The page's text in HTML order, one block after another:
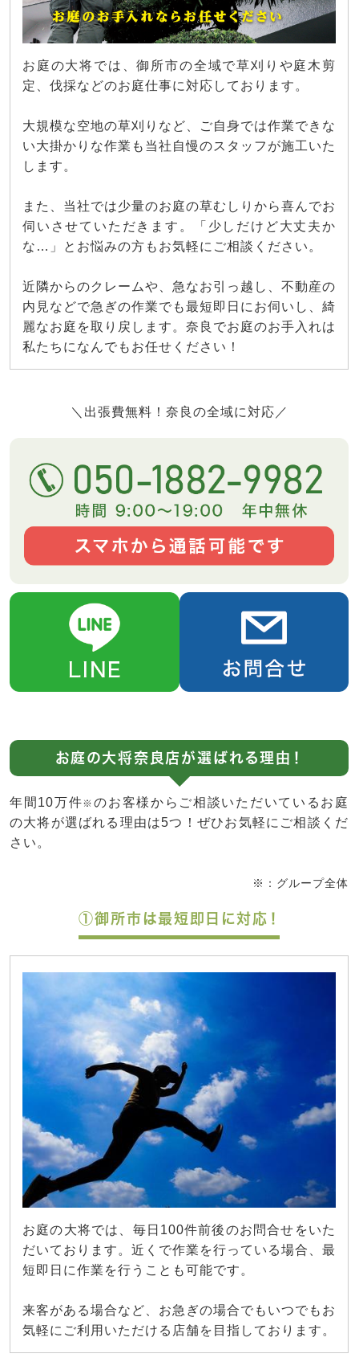
お庭の大将では、御所市の全域で草刈りや庭木剪
定、伐採などのお庭仕事に対応しております。
大規模な空地の草刈りなど、ご自身では作業できな
い大掛かりな作業も当社自慢のスタッフが施工いた
します。
また、当社では少量のお庭の草むしりから喜んでお
伺いさせていただきます。「少しだけど大丈夫か
な…」とお悩みの方もお気軽にご相談ください。
近隣からのクレームや、急なお引っ越し、不動産の
内見などで急ぎの作業でも最短即日にお伺いし、綺
麗なお庭を取り戻します。奈良でお庭のお手入れは
私たちになんでもお任せください！
＼出張費無料！奈良の全域に対応／
お庭の大将奈良店が選ばれる理由！
年間10万件※のお客様からご相談いただいているお庭
の大将が選ばれる理由は5つ！ぜひお気軽にご相談くだ
さい。
※：グループ全体
①御所市は最短即日に対応！
お庭の大将では、毎日100件前後のお問合せをいた
だいております。近くで作業を行っている場合、最
短即日に作業を行うことも可能です。
来客がある場合など、お急ぎの場合でもいつでもお
気軽にご利用いただける店舗を目指しております。